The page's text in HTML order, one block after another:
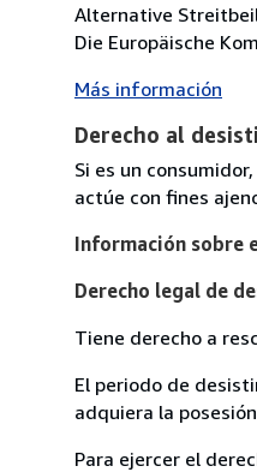
Alternative
Die Europäische
Más información
Derecho al
Si es un
actúe con fines
Información sobre
Derecho legal de
Tiene derecho a
El periodo de
adquiera la
Para ejercer el